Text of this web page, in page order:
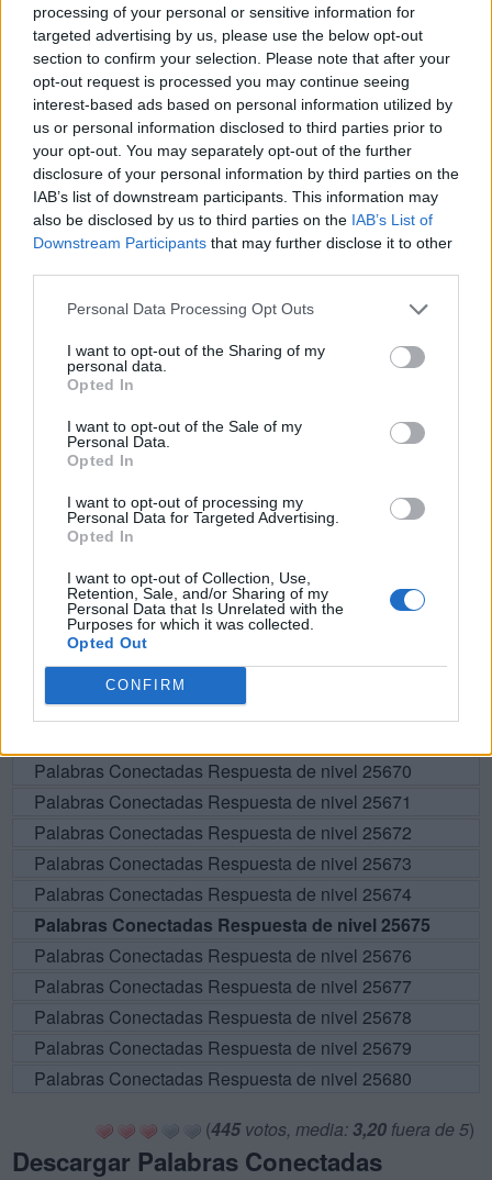
processing of your personal or sensitive information for
targeted advertising by us, please use the below opt-out
section to confirm your selection. Please note that after your
opt-out request is processed you may continue seeing
interest-based ads based on personal information utilized by
us or personal information disclosed to third parties prior to
your opt-out. You may separately opt-out of the further
disclosure of your personal information by third parties on the
IAB’s list of downstream participants. This information may
also be disclosed by us to third parties on the IAB’s List of
Downstream Participants that may further disclose it to other
Personal Data Processing Opt Outs
I want to opt-out of the Sharing of my
personal data.
Opted In
I want to opt-out of the Sale of my
Personal Data.
Opted In
I want to opt-out of processing my
Personal Data for Targeted Advertising.
Opted In
I want to opt-out of Collection, Use,
Retention, Sale, and/or Sharing of my
Personal Data that Is Unrelated with the
Purposes for which it was collected.
Opted Out
CONFIRM
P
A R
O
R
O D
A
P
O D
A
P
A R D
O
P
O D A
R
P
O N D R Í
A
D
R O
N
A
N D
O
R D
O
A
Í D
O N
A N D
O
BUSCAR MÁS
RESPUESTAS
Por favor seleccione los niveles:
Palabras Conectadas Respuesta de nivel 25670
Palabras Conectadas Respuesta de nivel 25671
Palabras Conectadas Respuesta de nivel 25672
Palabras Conectadas Respuesta de nivel 25673
Palabras Conectadas Respuesta de nivel 25674
Palabras Conectadas Respuesta de nivel 25675
Palabras Conectadas Respuesta de nivel 25676
Palabras Conectadas Respuesta de nivel 25677
Palabras Conectadas Respuesta de nivel 25678
Palabras Conectadas Respuesta de nivel 25679
Palabras Conectadas Respuesta de nivel 25680
(445votos, media: 3,20 fuera de 5)
Descargar Palabras Conectadas